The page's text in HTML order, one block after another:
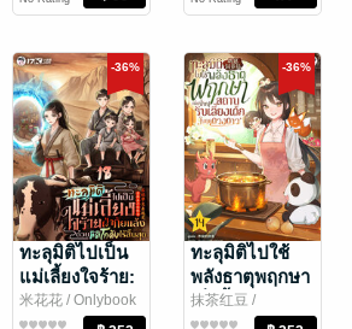
-36%
ทะลุมิติไปเป็น
แม่เลี้ยงใจร้าย:
ฝ่าภัยแล้งด้วย
มิติโกดังไร้สิ้น
米花花 / Onlybook
นิยายแฟนตาซี
-36%
ทะลุมิติไปใช้
พลังธาตุพฤกษา
เพื่อฟื้นฟูสถาน
รับเลี้ยงเด็กใน
抹茶红豆 /
Onlybook
นิยายแฟนตาซี